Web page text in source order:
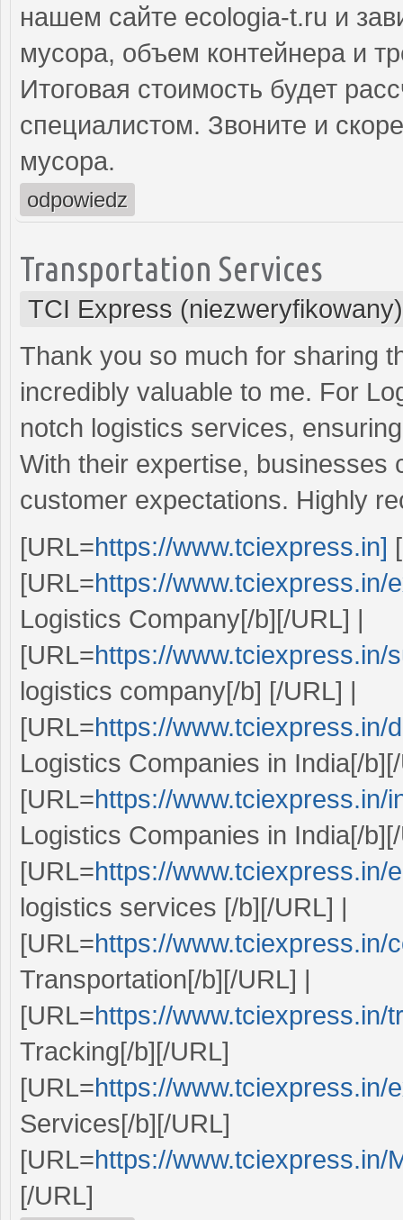
нашем сайте ecologia-t.ru и
мусора, объем контейнера и
Итоговая стоимость будет
специалистом. Звоните и
мусора.
odpowiedz
Transportation Services
TCI Express (niezweryfikowany)
Thank you so much for sharing
incredibly valuable to me. For
notch logistics services,
With their expertise, businesses
customer expectations. Highly
[URL=https://www.tciexpress.in]
[URL=https://www.tciexpress.in/
Logistics Company[/b][/URL] |
[URL=https://www.tciexpress.in/
logistics company[/b] [/URL] |
[URL=https://www.tciexpress.in/
Logistics Companies in India[/
[URL=https://www.tciexpress.in/
Logistics Companies in India[/
[URL=https://www.tciexpress.in/
logistics services [/b][/URL] |
[URL=https://www.tciexpress.in/
Transportation[/b][/URL] |
[URL=https://www.tciexpress.in/
Tracking[/b][/URL]
[URL=https://www.tciexpress.in/
Services[/b][/URL]
[URL=https://www.tciexpress.in/
[/URL]